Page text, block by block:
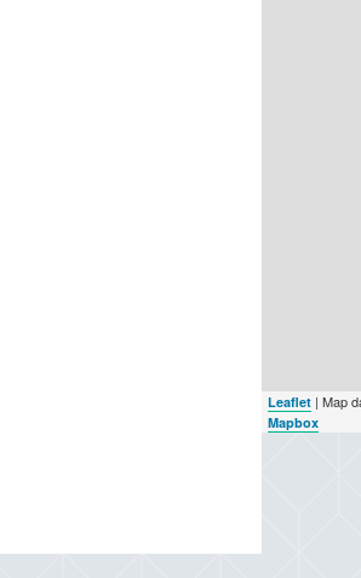
Leaflet | Map
Mapbox